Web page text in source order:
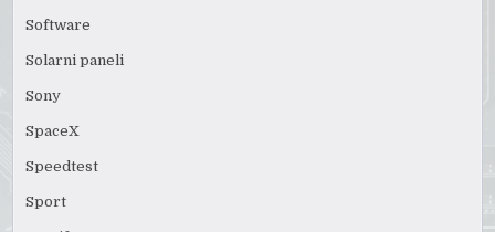
Software
Solarni paneli
Sony
SpaceX
Speedtest
Sport